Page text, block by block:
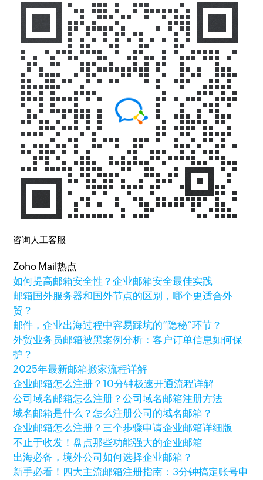
咨询人工客服
Zoho Mail热点
如何提高邮箱安全性？企业邮箱安全最佳实践
邮箱国外服务器和国外节点的区别，哪个更适合外
贸？
邮件，企业出海过程中容易踩坑的“隐秘”环节？
外贸业务员邮箱被黑案例分析：客户订单信息如何保
护？
2025年最新邮箱搬家流程详解
企业邮箱怎么注册？10分钟极速开通流程详解
公司域名邮箱怎么注册？公司域名邮箱注册方法
域名邮箱是什么？怎么注册公司的域名邮箱？
企业邮箱怎么注册？三个步骤申请企业邮箱详细版
不止于收发！盘点那些功能强大的企业邮箱
出海必备，境外公司如何选择企业邮箱？
新手必看！四大主流邮箱注册指南：3分钟搞定账号申